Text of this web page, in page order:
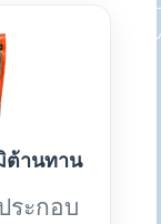
ต้านทาน
ระกอบ